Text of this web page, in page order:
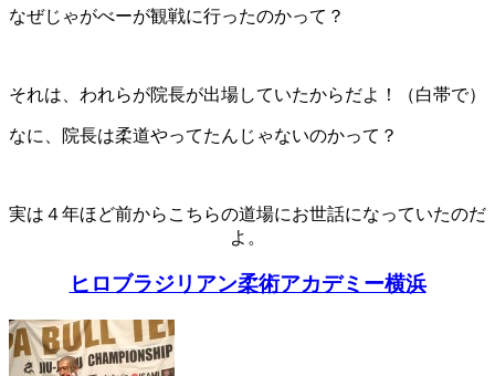
なぜじゃがべーが観戦に行ったのかって？
それは、われらが院長が出場していたからだよ！（白帯で）
なに、院長は柔道やってたんじゃないのかって？
実は４年ほど前からこちらの道場にお世話になっていたのだ
よ。
ヒロブラジリアン柔術アカデミー横浜